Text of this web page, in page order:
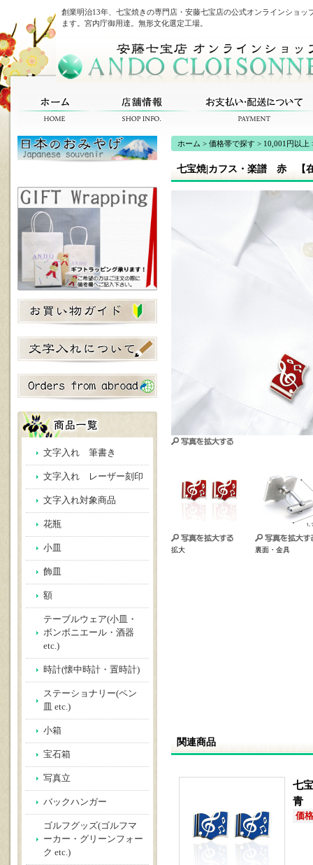
創業明治13年、七宝焼きの専門店・安藤七宝店の公式オンラインショ
ます。宮内庁御用達。無形文化選定工場。
文字入れ 筆書き
文字入れ レーザー刻印
文字入れ対象商品
花瓶
小皿
飾皿
額
テーブルウェア(小皿・
ボンボニエール・酒器
etc.)
時計(懐中時計・置時計)
ステーショナリー(ペン
皿 etc.)
小箱
宝石箱
写真立
バックハンガー
ゴルフグッズ(ゴルフマ
ーカー・グリーンフォー
ク etc.)
ホーム > 価格帯で探す > 10,001円以上
七宝焼|カフス・楽譜 赤 【
拡大 裏面・金具
関連商品
七
青
価